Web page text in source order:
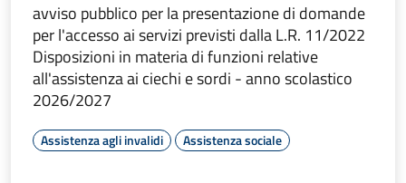
avviso pubblico per la presentazione di domande
per l'accesso ai servizi previsti dalla L.R. 11/2022
Disposizioni in materia di funzioni relative
all'assistenza ai ciechi e sordi - anno scolastico
2026/2027
Assistenza agli invalidi Assistenza sociale